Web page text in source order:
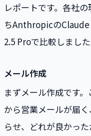
レポートです。各社
ちAnthropicの
2.5 Proで比較しました
メール作成
まずメール作成です
から営業メールが届
らせ、どれが良かっ